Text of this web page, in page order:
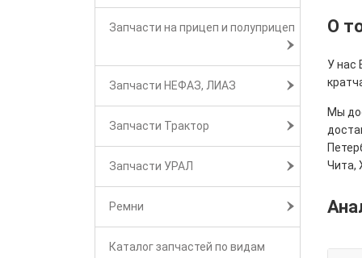
Запчасти на прицеп и полуприцеп
Запчасти НЕФАЗ, ЛИАЗ
Запчасти Трактор
Запчасти УРАЛ
Ремни
Каталог запчастей по видам
О
У нас
Мы
Чита,